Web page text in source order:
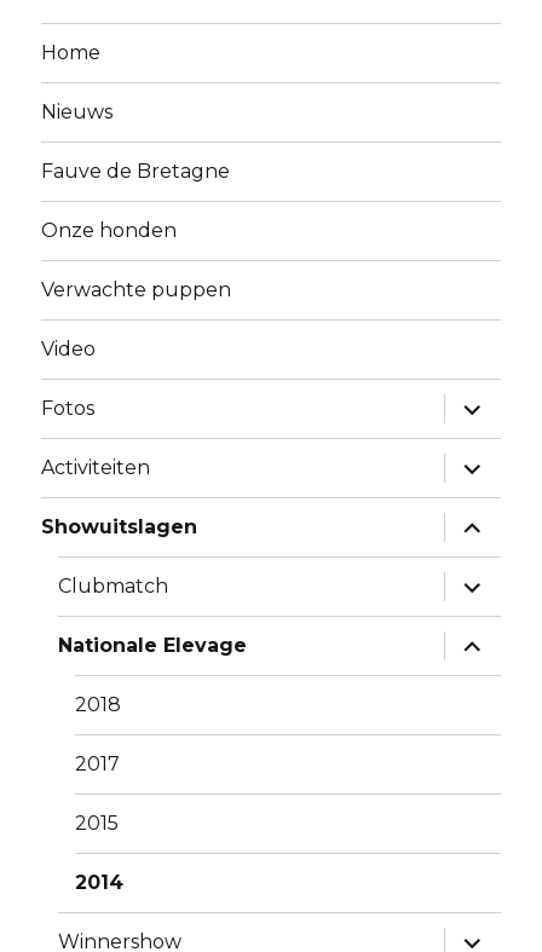
Home
Nieuws
Fauve de Bretagne
Onze honden
Verwachte puppen
Video
Fotos
Alles
Activiteiten
Alles
Showuitslagen
Alles
Clubmatch
Alles
Nationale Elevage
Alles
2018
2017
2015
2014
Winnershow
Alles